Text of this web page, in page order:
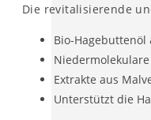
Die revitalisierende
Bio-
Extrakte aus
Unterstützt die